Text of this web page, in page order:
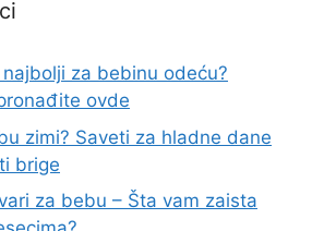
za bebinu odeću?
ovde
zimi? Saveti za hladne dane
brige
za bebu – Šta vam zaista